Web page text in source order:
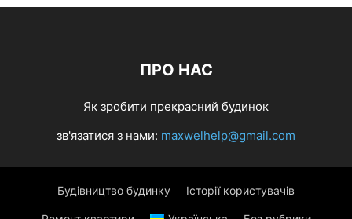
ПРО НАС
Як зробити прекрасний будинок
зв'язатися з нами: maxwelhelp@gmail.com
Будівництво будинку Історії користувачів